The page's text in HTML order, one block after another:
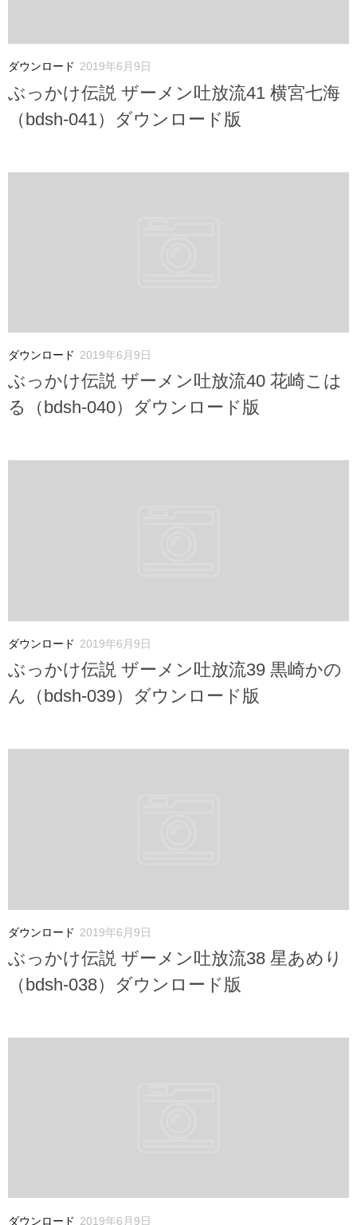
ダウンロード 2019年6月9日
ぶっかけ伝説 ザーメン吐放流41 横宮七海
（bdsh-041）ダウンロード版
ダウンロード 2019年6月9日
ぶっかけ伝説 ザーメン吐放流40 花崎こは
る（bdsh-040）ダウンロード版
ダウンロード 2019年6月9日
ぶっかけ伝説 ザーメン吐放流39 黒崎かの
ん（bdsh-039）ダウンロード版
ダウンロード 2019年6月9日
ぶっかけ伝説 ザーメン吐放流38 星あめり
（bdsh-038）ダウンロード版
ダウンロード 2019年6月9日